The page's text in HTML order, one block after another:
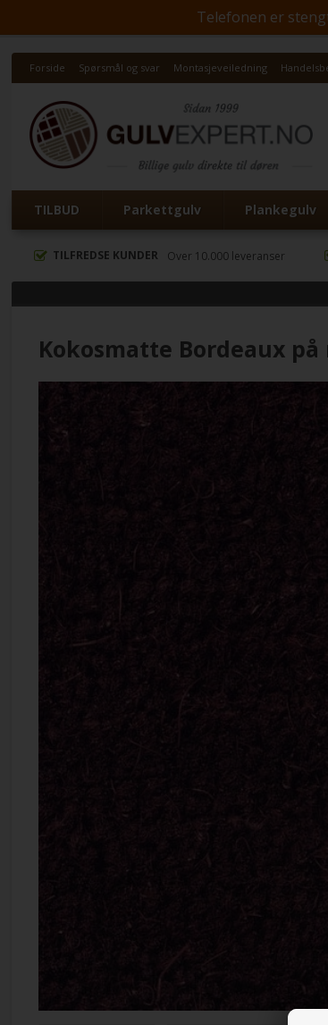
Telefonen er
Forside Spørsmål og svar Montasjeveiledning
TILBUD Parkettgulv Plankegulv
TILFREDSE KUNDER Over 10.000 leveranser
Kokosmatte Bordeaux på